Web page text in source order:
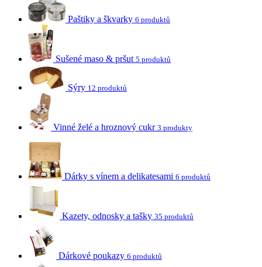
Paštiky a škvarky 6 produktů
Sušené maso & pršut 5 produktů
Sýry 12 produktů
Vinné želé a hroznový cukr 3 produkty
Dárky s vínem a delikatesami 6 produktů
Kazety, odnosky a tašky 35 produktů
Dárkové poukazy 6 produktů